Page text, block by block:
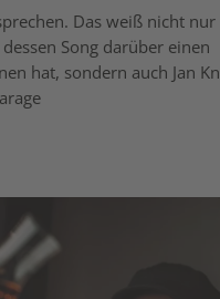
Das weiß nicht nur
Song darüber einen
hat, sondern auch Jan